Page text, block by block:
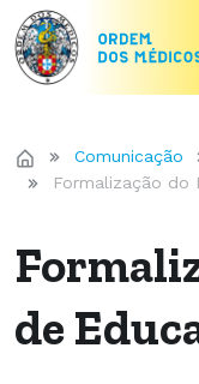
Comunicação
Formalização do
de